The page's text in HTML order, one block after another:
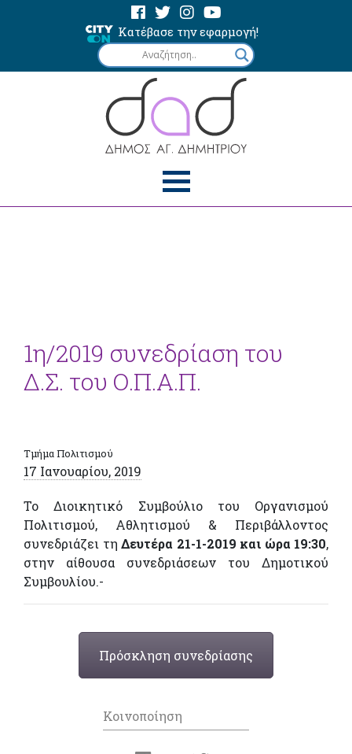
Κατέβασε την εφαρμογή!
1η/2019 συνεδρίαση του
Δ.Σ. του Ο.Π.Α.Π.
Τμήμα Πολιτισμού
17 Ιανουαρίου, 2019
Το Διοικητικό Συμβούλιο του Οργανισμού
Πολιτισμού, Αθλητισμού & Περιβάλλοντος
συνεδριάζει τη Δευτέρα 21-1-2019 και ώρα 19:30,
στην αίθουσα συνεδριάσεων του Δημοτικού
Συμβουλίου.-
Πρόσκληση συνεδρίασης
Κοινοποίηση